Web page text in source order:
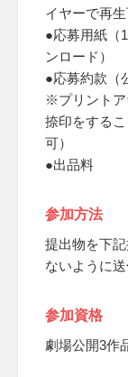
イヤーで再
●応募用紙（
ンロード）
●応募約款（
※プリントア
捺印をする
可）
●出品料
参加方法
提出物を下
ないように
参加資格
劇場公開3作